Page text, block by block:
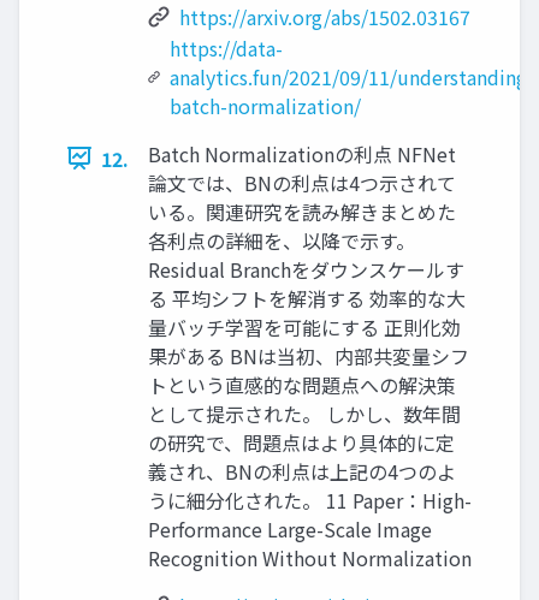
https://arxiv.org/abs/1502.03167
https://data-
analytics.fun/2021/09/11/understanding-
batch-normalization/
12.
Batch Normalizationの利点 NFNet
論文では、BNの利点は4つ示されて
いる。関連研究を読み解きまとめた
各利点の詳細を、以降で示す。
Residual Branchをダウンスケールす
る 平均シフトを解消する 効率的な大
量バッチ学習を可能にする 正則化効
果がある BNは当初、内部共変量シフ
トという直感的な問題点への解決策
として提示された。 しかし、数年間
の研究で、問題点はより具体的に定
義され、BNの利点は上記の4つのよ
うに細分化された。 11 Paper：High-
Performance Large-Scale Image
Recognition Without Normalization